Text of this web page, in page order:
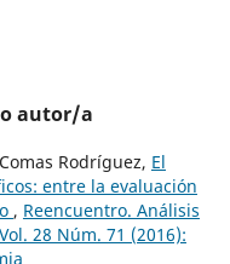
autor/a
Rodríguez, El
entre la evaluación
, Reencuentro. Análisis
28 Núm. 71 (2016):